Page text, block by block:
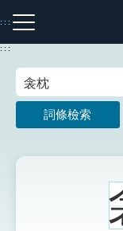
到
主
:::
注音索引圖示
:::
詞條檢索